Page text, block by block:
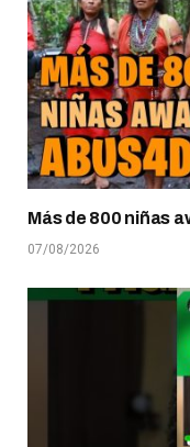
Más de 800 niñas
07/08/2026